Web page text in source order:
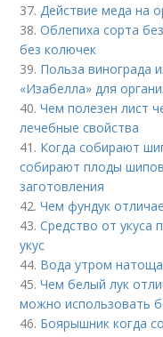
37. Действие меда на
38.Облепиха сорта
без колючек
39. Польза винограда
«Изабелла» для
40.Чем полезен лист
лечебные свойства
41. Когда собирают
собирают плоды
заготовления
42.Чем фундук
43.Средство от укуса
укус
44. Вода утром
45.Чем белый лук
можно использовать
46. Боярышник когда